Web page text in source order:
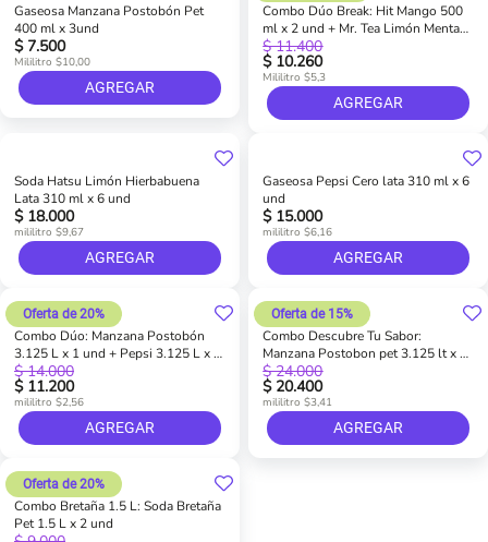
Gaseosa Manzana Postobón Pet
400 ml x 3und
$ 7.500
Mililitro $10,00
AGREGAR
Combo Dúo Break: Hit Mango 500
ml x 2 und + Mr. Tea Limón Menta
500 ml x 2 und
$ 10.260
$ 11.400
Mililitro $5,3
AGREGAR
Soda Hatsu Limón Hierbabuena
Lata 310 ml x 6 und
$ 18.000
mililitro $9,67
AGREGAR
Gaseosa Pepsi Cero lata 310 ml x 6
und
$ 15.000
mililitro $6,16
AGREGAR
Combo Dúo: Manzana Postobón
3.125 L x 1 und + Pepsi 3.125 L x 1
und
$ 11.200
$ 14.000
Oferta de 20%
mililitro $2,56
AGREGAR
Combo Descubre Tu Sabor:
Manzana Postobon pet 3.125 lt x 1
und + Manzana Postobon pet 250
ml x 2 und + Uva pet 1.5 lt x 1 und
+ Naranja pet 1.5 lt x 1 und +
Toronja pet 400 ml x 2 und
$ 20.400
$ 24.000
Oferta de 15%
mililitro $3,41
AGREGAR
Combo Bretaña 1.5 L: Soda Bretaña
Pet 1.5 L x 2 und
Oferta de 20%